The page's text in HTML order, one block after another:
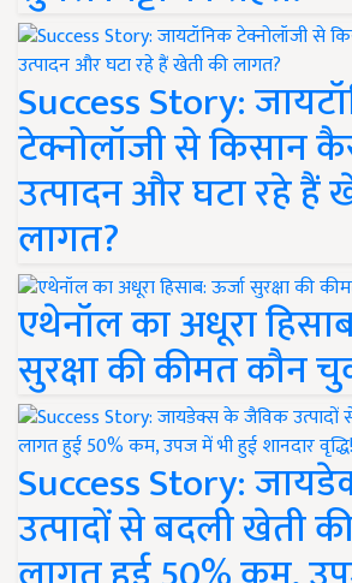
Success Story:
टेक्नोलॉजी से किसान
उत्पादन और घटा रहे हैं
लागत?
एथेनॉल का अधूरा
सुरक्षा की कीमत कौन
Success Story:
उत्पादों से बदली खेती